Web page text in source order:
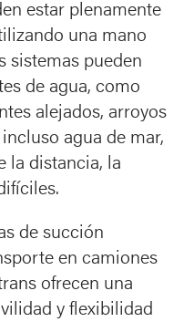
estar plenamente
una mano
sistemas pueden
de agua, como
alejados, arroyos
agua de mar,
la distancia, la
de succión
en camiones
ofrecen una
y flexibilidad